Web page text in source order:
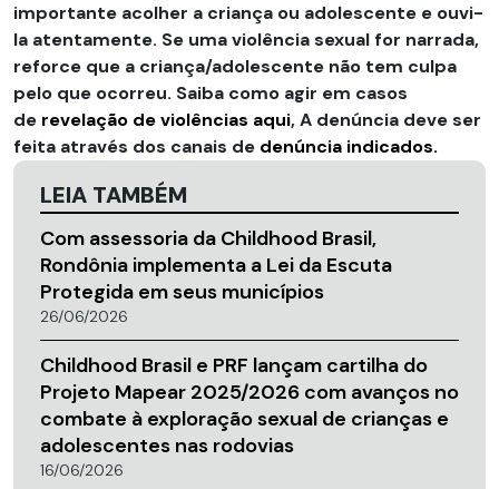
importante acolher a criança ou adolescente e ouvi-
la atentamente. Se uma violência sexual for narrada,
reforce que a criança/adolescente não tem culpa
pelo que ocorreu. Saiba como agir em casos
de revelação de violências aqui, A denúncia deve ser
feita através dos canais de denúncia indicados.
LEIA TAMBÉM
Com assessoria da Childhood Brasil,
Rondônia implementa a Lei da Escuta
Protegida em seus municípios
26/06/2026
Childhood Brasil e PRF lançam cartilha do
Projeto Mapear 2025/2026 com avanços no
combate à exploração sexual de crianças e
adolescentes nas rodovias
16/06/2026